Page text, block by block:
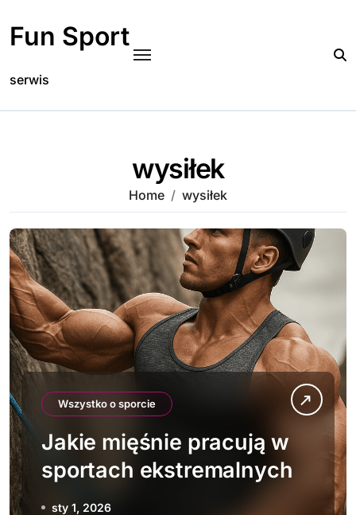
content
Fun Sport
serwis
wysiłek
Home wysiłek
Wszystko o sporcie
Jakie mięśnie pracują w
sportach ekstremalnych
sty 1, 2026